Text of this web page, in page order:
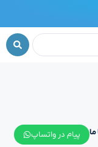
پیام در واتساپ